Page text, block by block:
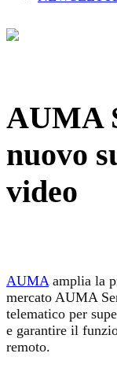
AUMA
nuovo
video
AUMA amplia la
mercato AUMA
telematico per
e garantire il
remoto.